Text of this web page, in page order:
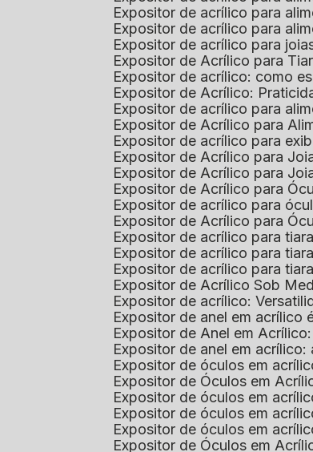
Expositor de acrílico para
Expositor de acrílico para
Expositor de acrílico para
Expositor de Acrílico para
Expositor de acrílico: como
Expositor de Acrílico:
Expositor de acrílico para
Expositor de Acrílico para
Expositor de acrílico para
Expositor de Acrílico para
Expositor de Acrílico para
Expositor de Acrílico para
Expositor de acrílico para
Expositor de Acrílico para
Expositor de acrílico para
Expositor de acrílico para
Expositor de acrílico para
Expositor de Acrílico Sob
Expositor de acrílico:
Expositor de anel em
Expositor de Anel em
Expositor de anel em
Expositor de óculos em
Expositor de Óculos em
Expositor de óculos em
Expositor de óculos em
Expositor de óculos em
Expositor de Óculos em